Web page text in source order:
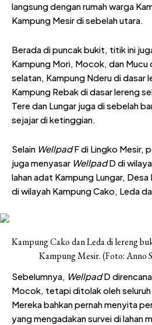
langsung dengan rumah warga
Kampung Mesir di sebelah utara.
Berada di puncak bukit, titik ini
Kampung Mori, Mocok, dan Mucu
selatan, Kampung Nderu di dasar
Kampung Rebak di dasar lereng
Tere dan Lungar juga di sebelah
sejajar di ketinggian.
Selain WellpadF di Lingko Mesir,
juga menyasar WellpadD di
lahan adat Kampung Lungar,
di wilayah Kampung Cako, Leda
Kampung Cako dan Leda di lereng
Kampung Mesir. (Foto: Anno
Sebelumnya, WellpadD
Mocok, tetapi ditolak oleh seluruh
Mereka bahkan pernah menyita
yang mengadakan survei di lahan